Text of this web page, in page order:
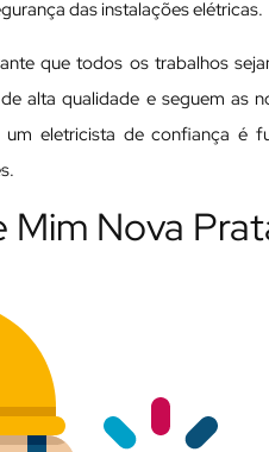
das instalações elétricas.
que todos os trabalhos
alta qualidade e seguem as
eletricista de confiança é
Nova